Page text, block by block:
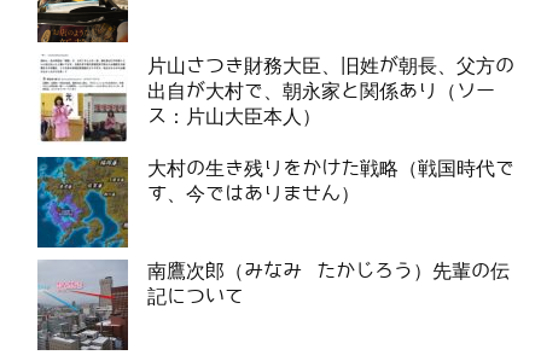
片山さつき財務大臣、旧姓が朝長、父方の
出自が大村で、朝永家と関係あり（ソー
ス：片山大臣本人）
大村の生き残りをかけた戦略（戦国時代で
す、今ではありません）
南鷹次郎（みなみ たかじろう）先輩の伝
記について